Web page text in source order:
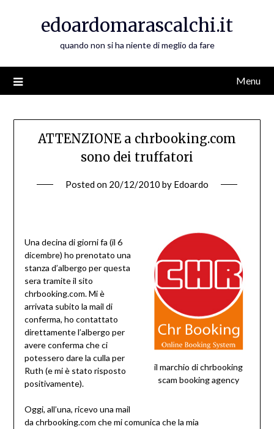
edoardomarascalchi.it
quando non si ha niente di meglio da fare
Menu
ATTENZIONE a chrbooking.com
sono dei truffatori
Posted on 20/12/2010 by Edoardo
il marchio di chrbooking
scam booking agency
Una decina di giorni fa (il 6
dicembre) ho prenotato una
stanza d’albergo per questa
sera tramite il sito
chrbooking.com. Mi è
arrivata subito la mail di
conferma, ho contattato
direttamente l’albergo per
avere conferma che ci
potessero dare la culla per
Ruth (e mi è stato risposto
positivamente).
Oggi, all’una, ricevo una mail
da chrbooking.com che mi comunica che la mia